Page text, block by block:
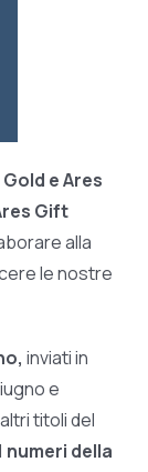
e Ares
Gift
alla
le nostre
inviati in
e
titoli del
numeri della